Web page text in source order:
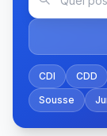
CDI CDD
Sousse